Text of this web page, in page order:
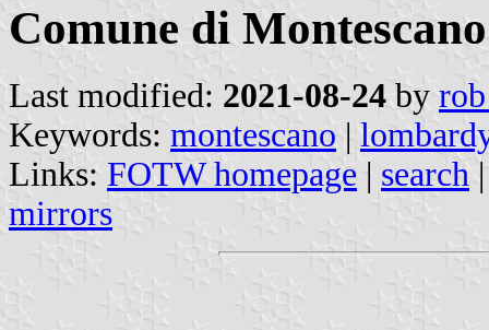
Comune di Montescano
Last modified: 2021-08-24 by
Keywords: montescano |
Links: FOTW homepage | search
mirrors